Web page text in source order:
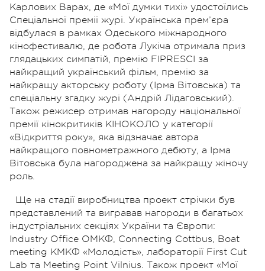
Карлових Варах, де «Мої думки тихі» удостоїлись
Спеціальної премії журі. Українська прем’єра
відбулася в рамках Одеського міжнародного
кінофестивалю, де робота Лукіча отримала приз
глядацьких симпатій, премію FIPRESCI за
найкращий український фільм, премію за
найкращу акторську роботу (Ірма Вітовська) та
спеціальну згадку журі (Андрій Лідаговський).
Також режисер отримав нагороду національної
премії кінокритиків КІНОКОЛО у категорії
«Відкриття року», яка відзначає автора
найкращого повнометражного дебюту, а Ірма
Вітовська була нагороджена за найкращу жіночу
роль.
Ще на стадії виробництва проект стрічки був
представлений та вигравав нагороди в багатьох
індустріальних секціях України та Європи:
Industry Office ОМКФ, Connecting Cottbus, Boat
meeting КМКФ «Молодість», лабораторії First Cut
Lab та Meeting Point Vilnius. Також проект «Мої